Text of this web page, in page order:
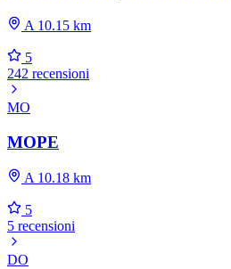
A 10.15 km
5
242 recensioni
MO
MOPE
A 10.18 km
5
5 recensioni
DO